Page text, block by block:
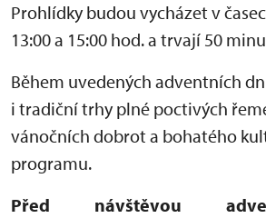
Prohlídky budou vycházet v
13:00 a 15:00 hod. a trvají 50
Během uvedených adventních
i tradiční trhy plné poctivých
vánočních dobrot a bohatého
programu.
Před návštěvou